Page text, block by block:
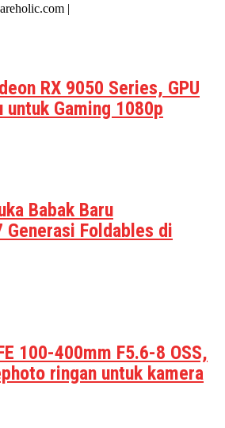
|
RX 9050 Series, GPU
Gaming 1080p
Babak Baru
Generasi Foldables di
100-400mm F5.6-8 OSS,
ringan untuk kamera